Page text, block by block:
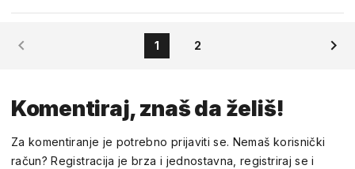
1 2
Komentiraj, znaš da želiš!
Za komentiranje je potrebno prijaviti se. Nemaš korisnički
račun? Registracija je brza i jednostavna, registriraj se i